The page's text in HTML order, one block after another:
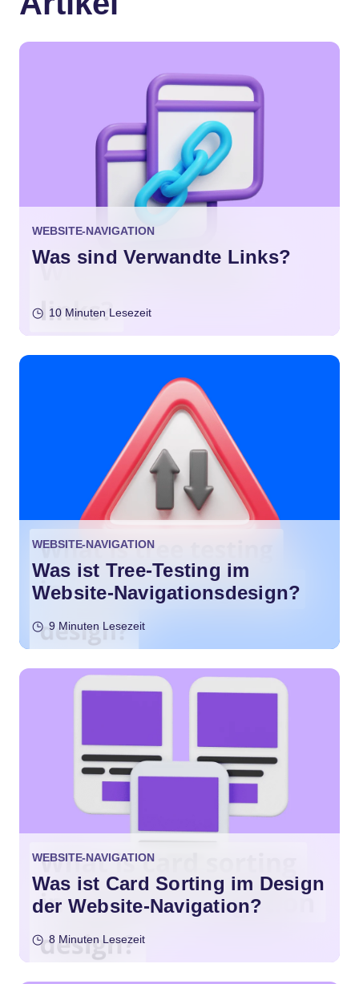
WEBSITE-NAVIGATION
Was sind Verwandte Links?
10 Minuten Lesezeit
WEBSITE-NAVIGATION
Was ist Tree-Testing im
Website-Navigationsdesign?
9 Minuten Lesezeit
WEBSITE-NAVIGATION
Was ist Card Sorting im Design
der Website-Navigation?
8 Minuten Lesezeit